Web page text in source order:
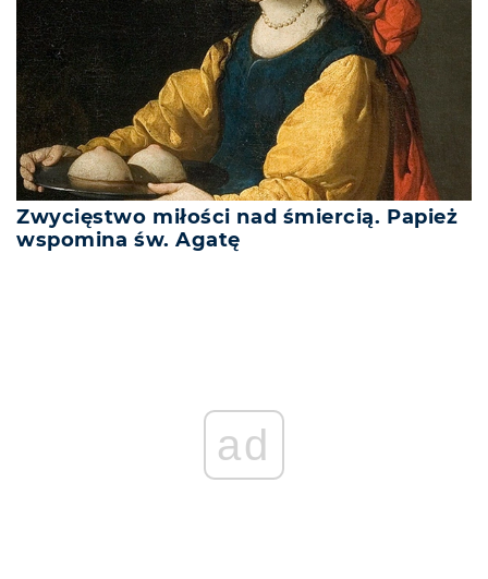
Zwycięstwo miłości nad śmiercią. Papież
wspomina św. Agatę
ad